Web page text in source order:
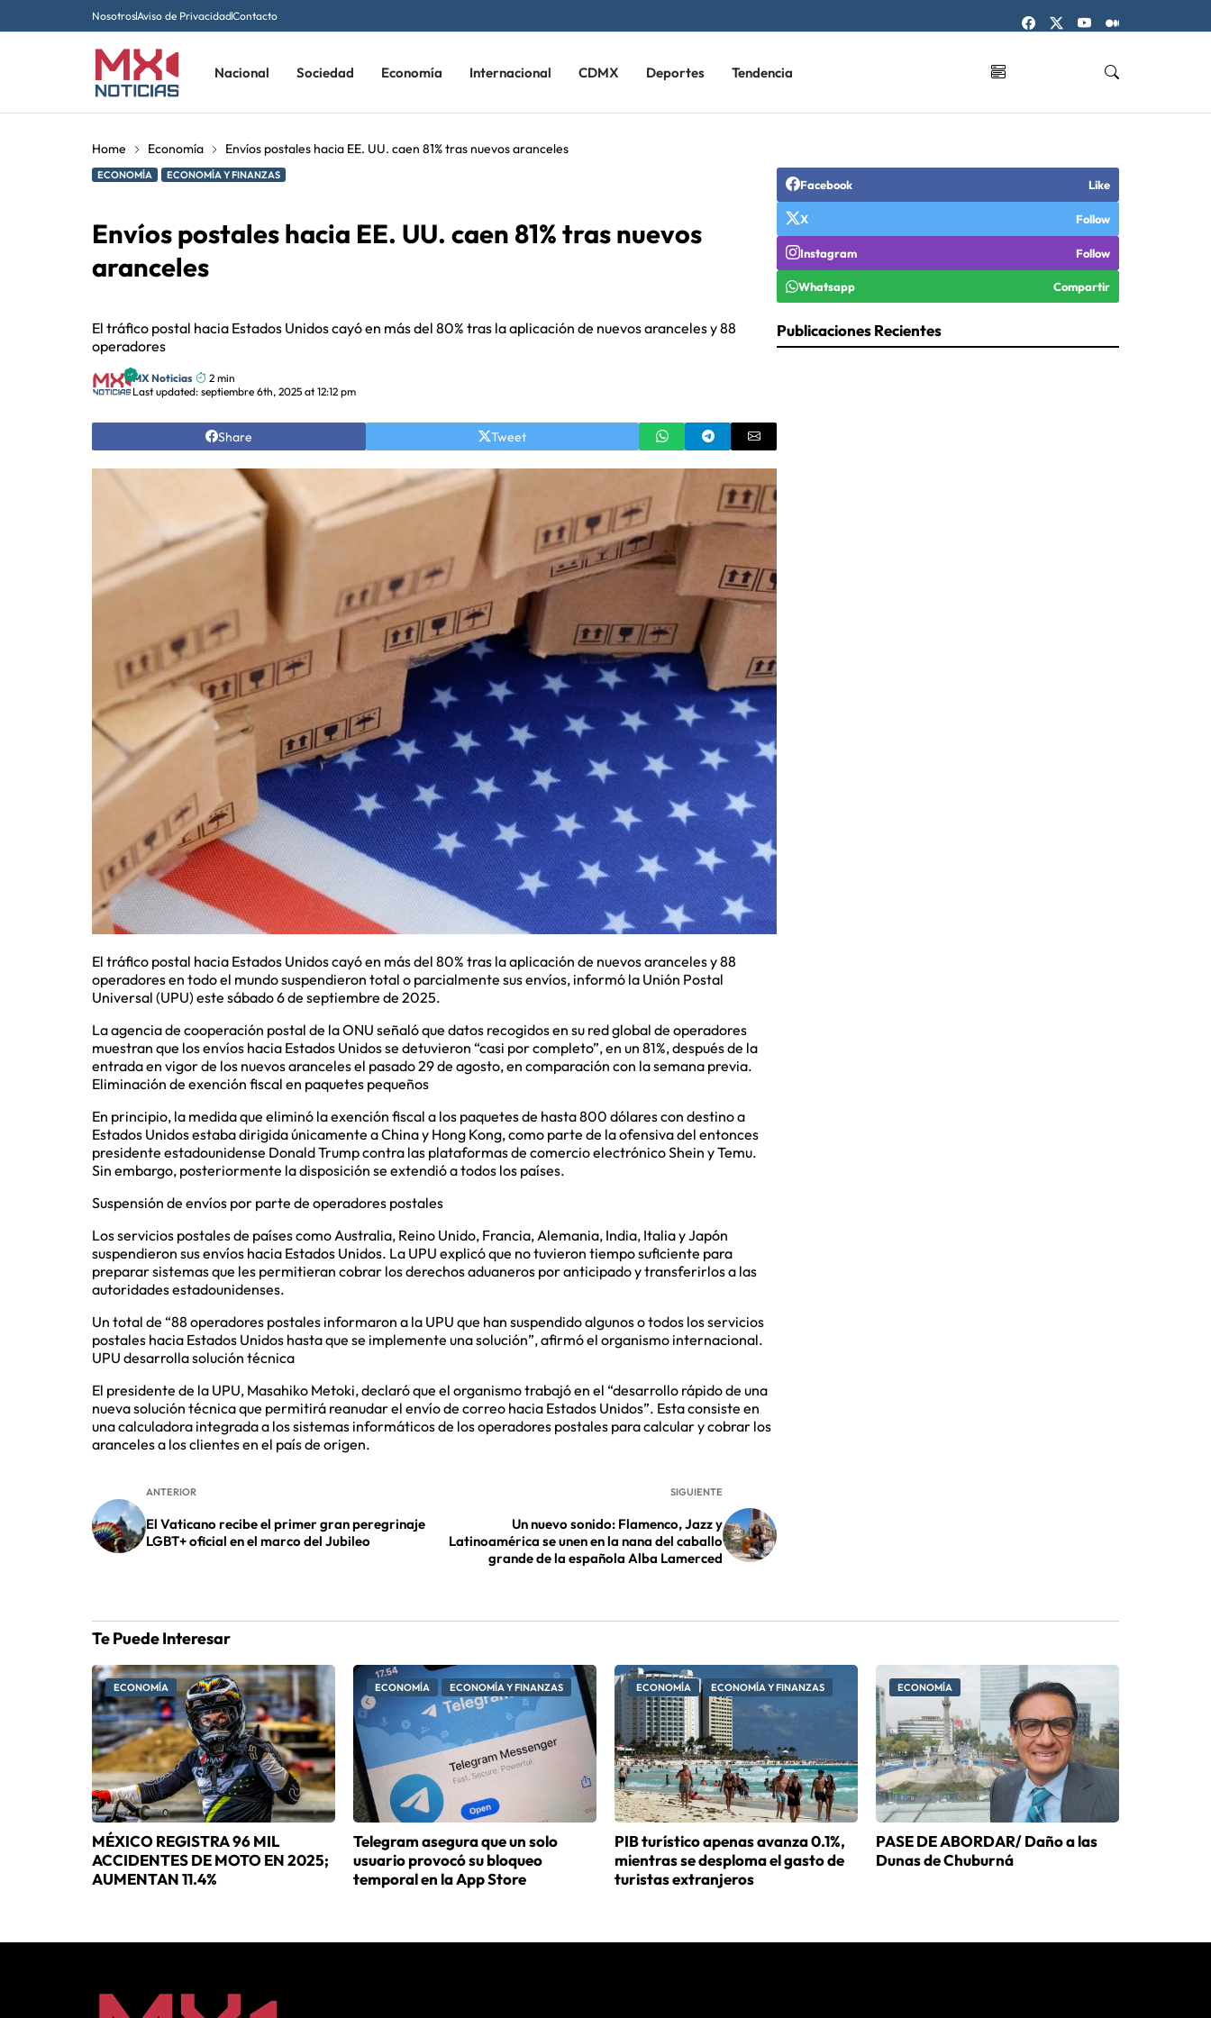
NosotrosAviso de PrivacidadContacto
Nacional Sociedad Economía Internacional CDMX Deportes Tendencia
Home Economía Envíos postales hacia EE. UU. caen 81% tras nuevos aranceles
ECONOMÍA ECONOMÍA Y FINANZAS
Envíos postales hacia EE. UU. caen 81% tras nuevos
aranceles
El tráfico postal hacia Estados Unidos cayó en más del 80% tras la aplicación de nuevos aranceles y 88
operadores
MX Noticias
2 min
Last updated: septiembre 6th, 2025 at 12:12 pm
Share Tweet
El tráfico postal hacia Estados Unidos cayó en más del 80% tras la aplicación de nuevos aranceles y 88
operadores en todo el mundo suspendieron total o parcialmente sus envíos, informó la Unión Postal
Universal (UPU) este sábado 6 de septiembre de 2025.
La agencia de cooperación postal de la ONU señaló que datos recogidos en su red global de operadores
muestran que los envíos hacia Estados Unidos se detuvieron “casi por completo”, en un 81%, después de la
entrada en vigor de los nuevos aranceles el pasado 29 de agosto, en comparación con la semana previa.
Eliminación de exención fiscal en paquetes pequeños
En principio, la medida que eliminó la exención fiscal a los paquetes de hasta 800 dólares con destino a
Estados Unidos estaba dirigida únicamente a China y Hong Kong, como parte de la ofensiva del entonces
presidente estadounidense Donald Trump contra las plataformas de comercio electrónico Shein y Temu.
Sin embargo, posteriormente la disposición se extendió a todos los países.
Suspensión de envíos por parte de operadores postales
Los servicios postales de países como Australia, Reino Unido, Francia, Alemania, India, Italia y Japón
suspendieron sus envíos hacia Estados Unidos. La UPU explicó que no tuvieron tiempo suficiente para
preparar sistemas que les permitieran cobrar los derechos aduaneros por anticipado y transferirlos a las
autoridades estadounidenses.
Un total de “88 operadores postales informaron a la UPU que han suspendido algunos o todos los servicios
postales hacia Estados Unidos hasta que se implemente una solución”, afirmó el organismo internacional.
UPU desarrolla solución técnica
El presidente de la UPU, Masahiko Metoki, declaró que el organismo trabajó en el “desarrollo rápido de una
nueva solución técnica que permitirá reanudar el envío de correo hacia Estados Unidos”. Esta consiste en
una calculadora integrada a los sistemas informáticos de los operadores postales para calcular y cobrar los
aranceles a los clientes en el país de origen.
ANTERIOR
El Vaticano recibe el primer gran peregrinaje
LGBT+ oficial en el marco del Jubileo
SIGUIENTE
Un nuevo sonido: Flamenco, Jazz y
Latinoamérica se unen en la nana del caballo
grande de la española Alba Lamerced
Facebook Like
X Follow
Instagram Follow
Whatsapp Compartir
Publicaciones Recientes
Te Puede Interesar
ECONOMÍA
MÉXICO REGISTRA 96 MIL
ACCIDENTES DE MOTO EN 2025;
AUMENTAN 11.4%
ECONOMÍA ECONOMÍA Y FINANZAS
Telegram asegura que un solo
usuario provocó su bloqueo
temporal en la App Store
ECONOMÍA ECONOMÍA Y FINANZAS
PIB turístico apenas avanza 0.1%,
mientras se desploma el gasto de
turistas extranjeros
ECONOMÍA
PASE DE ABORDAR/ Daño a las
Dunas de Chuburná